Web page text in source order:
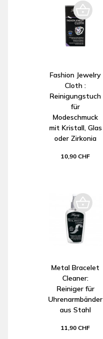
Fashion Jewelry
Cloth :
Reinigungstuch
für
Modeschmuck
mit Kristall, Glas
oder Zirkonia
10,90 CHF
Metal Bracelet
Cleaner:
Reiniger für
Uhrenarmbänder
aus Stahl
11,90 CHF